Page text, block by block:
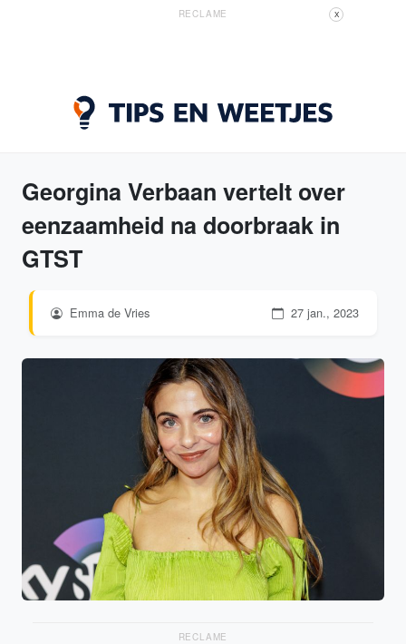
RECLAME X
Georgina Verbaan vertelt over
eenzaamheid na doorbraak in
GTST
Emma de Vries 27 jan., 2023
RECLAME